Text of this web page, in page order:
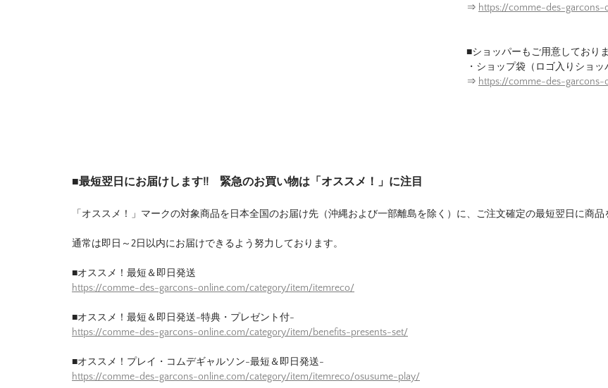
⇒ https://comme-des-
■ショッパーもご用意しておりま
・ショップ袋（ロゴ入りショッ
⇒ https://comme-des-
■最短翌日にお届けします!! 緊急のお買い物は「オススメ！」に注目
「オススメ！」マークの対象商品を日本全国のお届け先（沖縄および一部離島を除く）に、ご注文確定の最短翌日に商品
通常は即日～2日以内にお届けできるよう努力しております。
■オススメ！最短＆即日発送
https://comme-des-garcons-online.com/category/item/itemreco/
■オススメ！最短＆即日発送-特典・プレゼント付-
https://comme-des-garcons-online.com/category/item/benefits-presents-set/
■オススメ！プレイ・コムデギャルソン-最短＆即日発送-
https://comme-des-garcons-online.com/category/item/itemreco/osusume-play/